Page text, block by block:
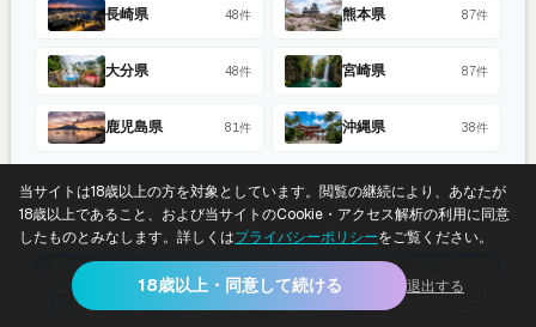
長崎県 48件 熊本県 87件
大分県 48件 宮崎県 87件
鹿児島県 81件 沖縄県 38件
PR
女風とは 店舗検索 体験談レポ
当サイトは18歳以上の方を対象としています。閲覧の継続により、あなたが
18歳以上であること、および当サイトのCookie・アクセス解析の利用に同意
したものとみなします。詳しくはプライバシーポリシーをご覧ください。
18歳以上・同意して続ける 退出する